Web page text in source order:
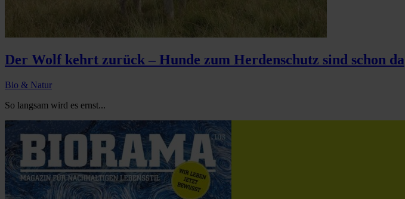
Der Wolf kehrt zurück – Hunde zum Herdenschutz sind schon da
Bio & Natur
So langsam wird es ernst...